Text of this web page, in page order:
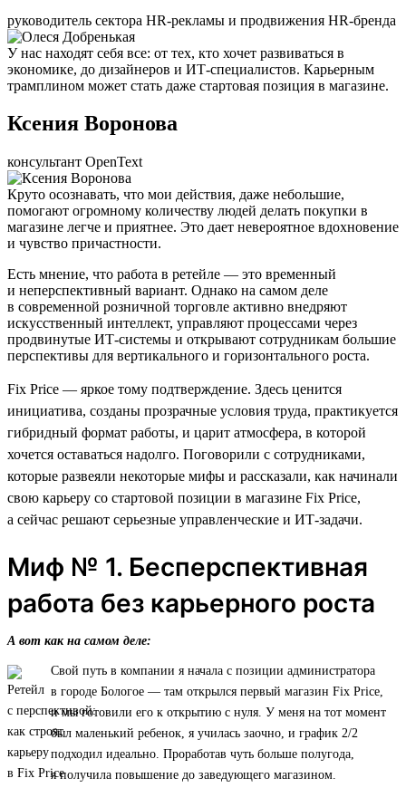
руководитель сектора HR-рекламы и продвижения HR-бренда
У нас находят себя все: от тех, кто хочет развиваться в
экономике, до дизайнеров и ИТ-специалистов. Карьерным
трамплином может стать даже стартовая позиция в магазине.
Ксения Воронова
консультант OpenText
Круто осознавать, что мои действия, даже небольшие,
помогают огромному количеству людей делать покупки в
магазине легче и приятнее. Это дает невероятное вдохновение
и чувство причастности.
Есть мнение, что работа в ретейле — это временный
и неперспективный вариант. Однако на самом деле
в современной розничной торговле активно внедряют
искусственный интеллект, управляют процессами через
продвинутые ИТ-системы и открывают сотрудникам большие
перспективы для вертикального и горизонтального роста.
Fix Price — яркое тому подтверждение. Здесь ценится
инициатива, созданы прозрачные условия труда, практикуется
гибридный формат работы, и царит атмосфера, в которой
хочется оставаться надолго. Поговорили с сотрудниками,
которые развеяли некоторые мифы и рассказали, как начинали
свою карьеру со стартовой позиции в магазине Fix Price,
а сейчас решают серьезные управленческие и ИТ-задачи.
Миф № 1. Бесперспективная
работа без карьерного роста
А вот как на самом деле:
Свой путь в компании я начала с позиции администратора
в городе Бологое — там открылся первый магазин Fix Price,
и мы готовили его к открытию с нуля. У меня на тот момент
был маленький ребенок, я училась заочно, и график 2/2
подходил идеально. Проработав чуть больше полугода,
я получила повышение до заведующего магазином.